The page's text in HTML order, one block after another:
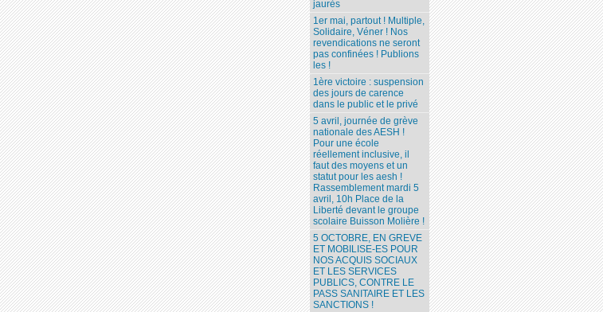
jaurès
1er mai, partout ! Multiple,
Solidaire, Véner ! Nos
revendications ne seront
pas confinées ! Publions
les !
1ère victoire : suspension
des jours de carence
dans le public et le privé
5 avril, journée de grève
nationale des AESH !
Pour une école
réellement inclusive, il
faut des moyens et un
statut pour les aesh !
Rassemblement mardi 5
avril, 10h Place de la
Liberté devant le groupe
scolaire Buisson Molière !
5 OCTOBRE, EN GREVE
ET MOBILISE-ES POUR
NOS ACQUIS SOCIAUX
ET LES SERVICES
PUBLICS, CONTRE LE
PASS SANITAIRE ET LES
SANCTIONS !